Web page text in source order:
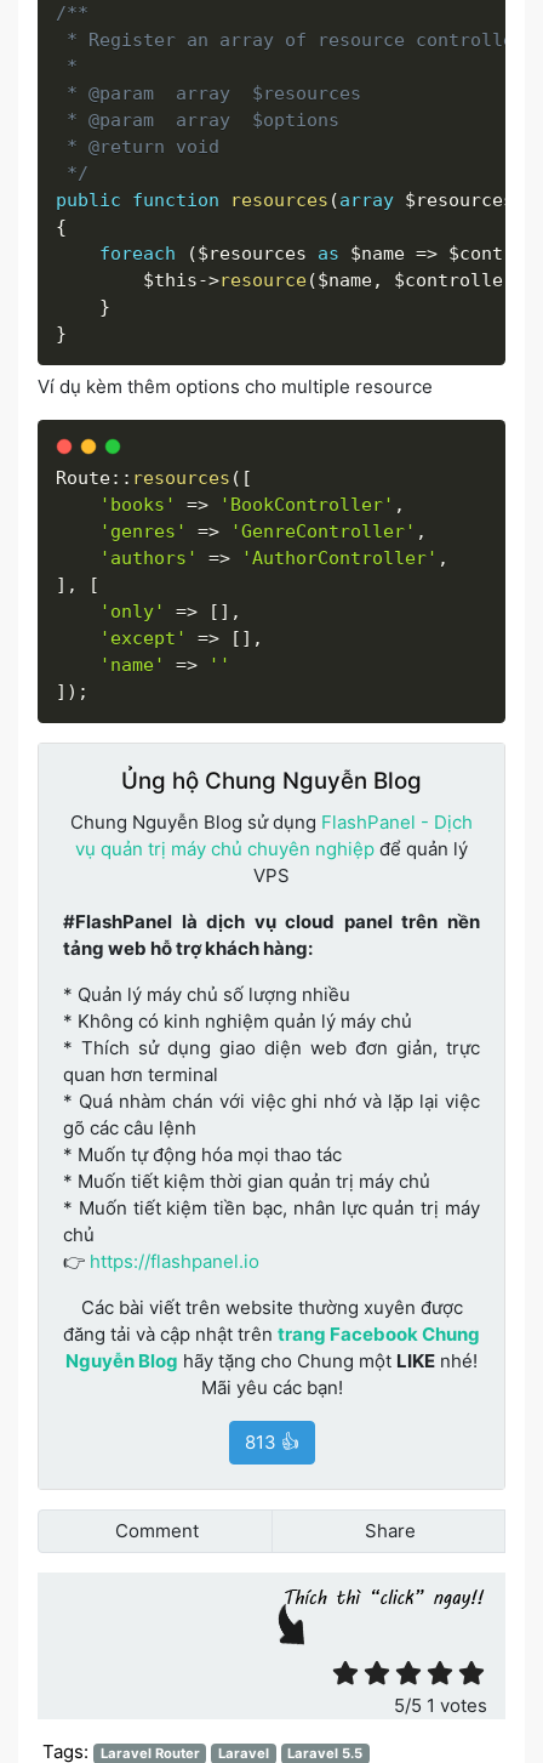
/**
* Register an array of resource
*
* @param  array  $resources
* @param  array  $options
* @return void
*/
public
function resources (array $resources
{
foreach
($resources as $name =>
$this->resource($name, $controller
}
}
Ví dụ kèm thêm options cho multiple resource
Route: : resources ( [
'books'
=> 'BookController' ,
'genres'
=> 'GenreController' ,
'authors'
=> 'AuthorController' ,
] ,
[
'only'
=> [ ] ,
'except'
=> [ ] ,
'name'
=>
''
] ) ;
Ủng hộ Chung Nguyễn Blog
Chung Nguyễn Blog sử dụng FlashPanel - Dịch
vụ quản trị máy chủ chuyên nghiệp để quản lý
VPS
#FlashPanel là dịch vụ cloud panel trên nền
tảng web hỗ trợ khách hàng:
* Quản lý máy chủ số lượng nhiều
* Không có kinh nghiệm quản lý máy chủ
* Thích sử dụng giao diện web đơn giản, trực
quan hơn terminal
* Quá nhàm chán với việc ghi nhớ và lặp lại việc
gõ các câu lệnh
* Muốn tự động hóa mọi thao tác
* Muốn tiết kiệm thời gian quản trị máy chủ
* Muốn tiết kiệm tiền bạc, nhân lực quản trị máy
chủ
👉 https://flashpanel.io
Các bài viết trên website thường xuyên được
đăng tải và cập nhật trên trang Facebook Chung
Nguyễn Blog hãy tặng cho Chung một LIKE nhé!
Mãi yêu các bạn!
813 👍
Comment Share
Đánh giá bài viết
5/5 1 votes
Tags:
Laravel Router Laravel Laravel 5.5